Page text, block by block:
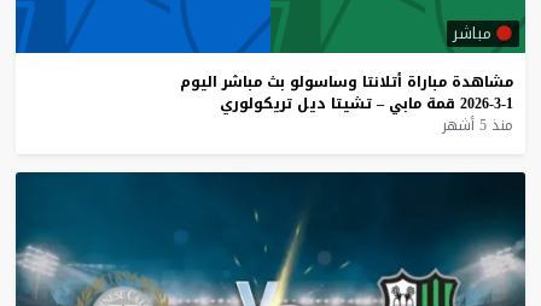
مباشر
مشاهدة مباراة أتلانتا وساسولو بث مباشر اليوم
1-3-2026
قمة مابي – تشيتا ديل تريكولوري
منذ 5 أشهر